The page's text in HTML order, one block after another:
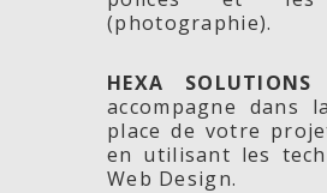
(photographie).
HEXA SOLUTIONS
accompagne dans
place de votre
en utilisant les
Web Design.